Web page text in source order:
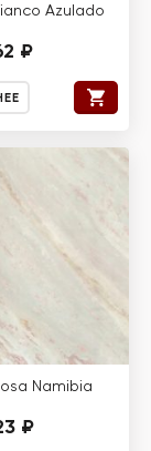
Azulado
₽
Namibia
₽